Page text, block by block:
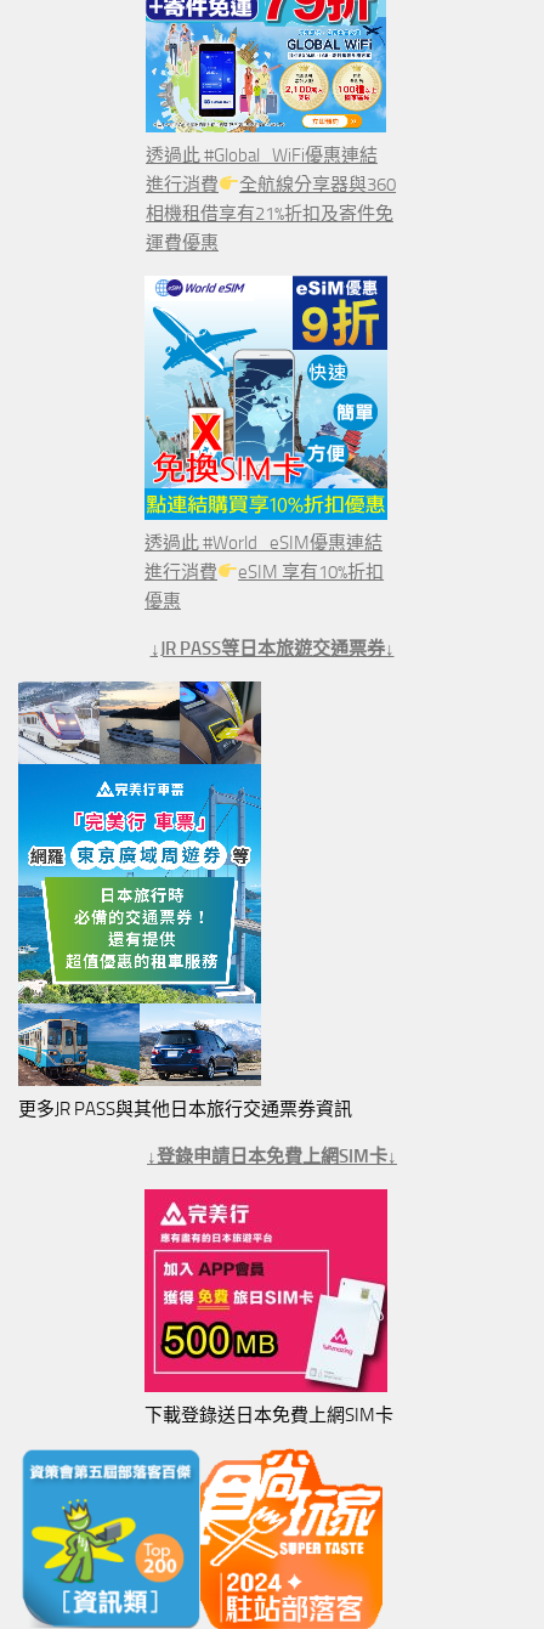
透過此 #Global_WiFi優惠連結
進行消費
全航線分享器與360
相機租借享有21%折扣及寄件免
運費優惠
透過此 #World_eSIM優惠連結
進行消費
eSIM 享有10%折扣
優惠
↓JR PASS等日本旅遊交通票券↓
更多JR PASS與其他日本旅行交通票券資訊
↓登錄申請日本免費上網SIM卡↓
下載登錄送日本免費上網SIM卡